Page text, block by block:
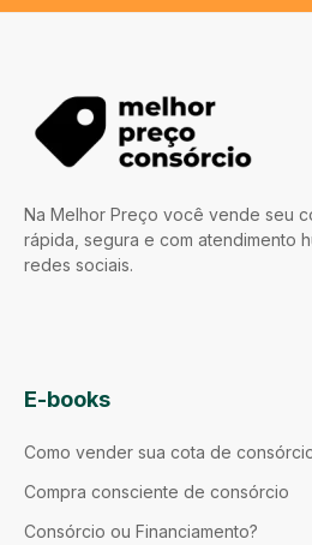
Na Melhor Preço você vende seu
rápida, segura e com atendimento
redes sociais.
E-books
Como vender sua cota de
Compra consciente de consórcio
Consórcio ou Financiamento?